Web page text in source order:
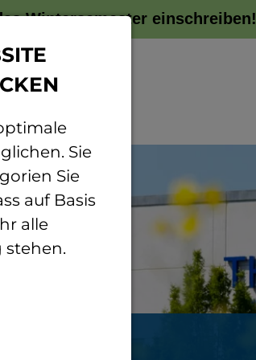
Wintersemester einschreiben!
Sie
Sie
auf Basis
alle
stehen.